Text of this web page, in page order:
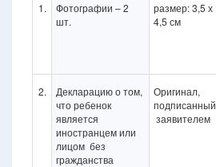
1.
Фотографии – 2
шт.
размер: 3,5 х
4,5 см
2.
Декларацию о том,
что ребенок
является
иностранцем или
лицом без
гражданства
Оригинал,
подписанный
заявителем